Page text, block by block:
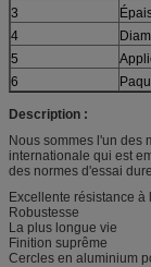
3
4
5
6
Description :
Nous sommes l'un des
internationale qui est
des normes d'essai
Excellente résistance à
Robustesse
La plus longue vie
Finition suprême
Cercles en aluminium